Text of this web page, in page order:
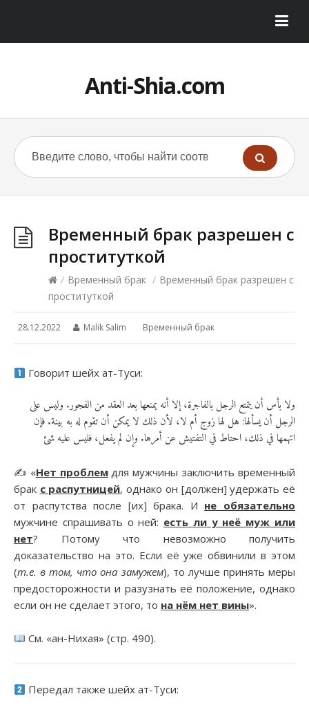
Anti-Shia.com
Временный брак разрешен с
проституткой
/ Временный брак / Временный брак разрешен с
проституткой
28.12.2022 Malik Salim Временный брак
Говорит шейх ат-Туси:
ولا بأس أن يتمتع الرجل بالفاجرة، إلا أنه يمنعها بعد العقد من الفجور. وليس على
الرجل أن يسألها: هل لها زوج أم لا، لأن ذلك لا يمكن أن تقوم له به بينة. فإن
اتهمها في ذلك، احتاط في التفتيش عن أمرها. وإن لم يفعل، فليس عليه شئ
✍️ «Нет проблемдля мужчины заключить временный
брак с распутницей, однако он [должен] удержать её
от распутства после [их] брака. И не обязательно
мужчине спрашивать о ней: есть ли у неё муж или
нет? Потому что невозможно получить
доказательство на это. Если её уже обвинили в этом
(т.е. в том, что она замужем), то лучше принять меры
предосторожности и разузнать её положение, однако
если он не сделает этого, то на нём нет вины».
См. «ан-Нихая» (стр. 490).
Передал также шейх ат-Туси: